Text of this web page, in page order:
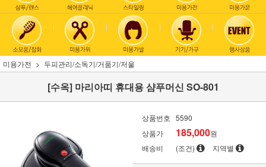
미용가전 두피관리/소독기/거품기/저울
[수옥] 마리아띠 휴대용 샴푸머신 SO-801
상품번호 5590
상품가
185,000원
배송비
(조건) 지역별